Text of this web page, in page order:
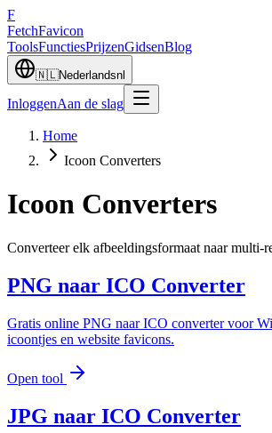
F
FetchFavicon
ToolsFunctiesPrijzenGidsenBlog
🇳🇱Nederlandsnl
InloggenAan de slag
Home
Icoon Converters
Icoon Converters
Converteer elk afbeeldingsformaat naar multi-
PNG naar ICO Converter
Gratis online PNG naar ICO converter voor
icoontjes en website favicons.
Open tool
JPG naar ICO Converter